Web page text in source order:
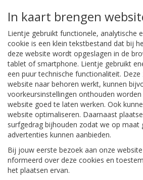
In kaart brengen
Lientje gebruikt functionele, analytische
cookie is een klein tekstbestand dat bij
deze website wordt opgeslagen in de
tablet of smartphone. Lientje gebruikt
een puur technische functionaliteit.
website naar behoren werkt, kunnen
voorkeursinstellingen onthouden
website goed te laten werken. Ook
website optimaliseren. Daarnaast
surfgedrag bijhouden zodat we op maat
advertenties kunnen aanbieden.
Bij jouw eerste bezoek aan onze
nformeerd over deze cookies en
het plaatsen ervan.